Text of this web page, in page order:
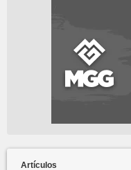
Artículos